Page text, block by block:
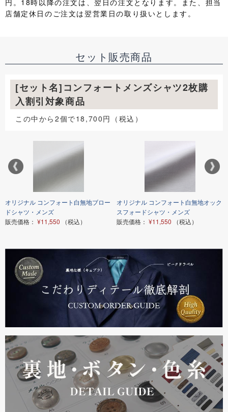
円。18時以降の注文は、翌日の注文となります。また、担当
店舗定休日のご注文は翌営業日の取り扱いとします。
セット販売商品
[セット名]コンフォートメンズシャツ2枚購
入割引対象商品
この中から2個で18,700円（税込）
オリジナル コンフォート白無地ブロー
ドシャツ・メンズ
販売価格： ¥11,550 （税込）
オリジナル コンフォート白無地オック
スフォードシャツ・メンズ
販売価格： ¥11,550 （税込）